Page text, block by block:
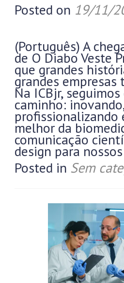
Posted on 19/11/
(Português) A
de O Diabo Veste
que grandes
grandes empresas
Na ICBjr,
caminho:
profissionalizando
melhor da
comunicação
design para
Posted in Sem